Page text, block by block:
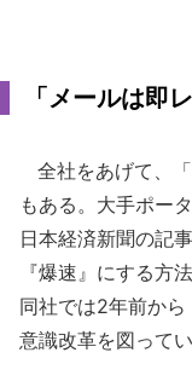
「メールは即レ
全社をあげて、
もある。大手ポー
日本経済新聞の記
『爆速』にする方
同社では2年前か
意識改革を図ってい